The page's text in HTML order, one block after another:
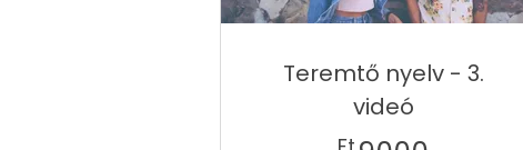
Teremtő nyelv - 3.
videó